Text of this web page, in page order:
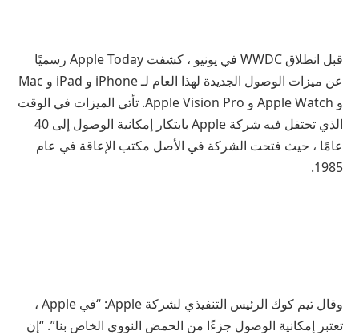
قبل انطلاق WWDC في يونيو ، كشفت Apple Today رسميًا
عن ميزات الوصول الجديدة لهذا العام لـ iPhone و iPad و Mac
و Apple Watch و Apple Vision Pro. تأتي الميزات في الوقت
الذي تحتفل فيه شركة Apple بابتكار إمكانية الوصول إلى 40
عامًا ، حيث فتحت الشركة في الأصل مكتب الإعاقة في عام
1985.
وقال تيم كوك الرئيس التنفيذي لشركة Apple: “في Apple ،
تعتبر إمكانية الوصول جزءًا من الحمض النووي الخاص بنا”. “إن